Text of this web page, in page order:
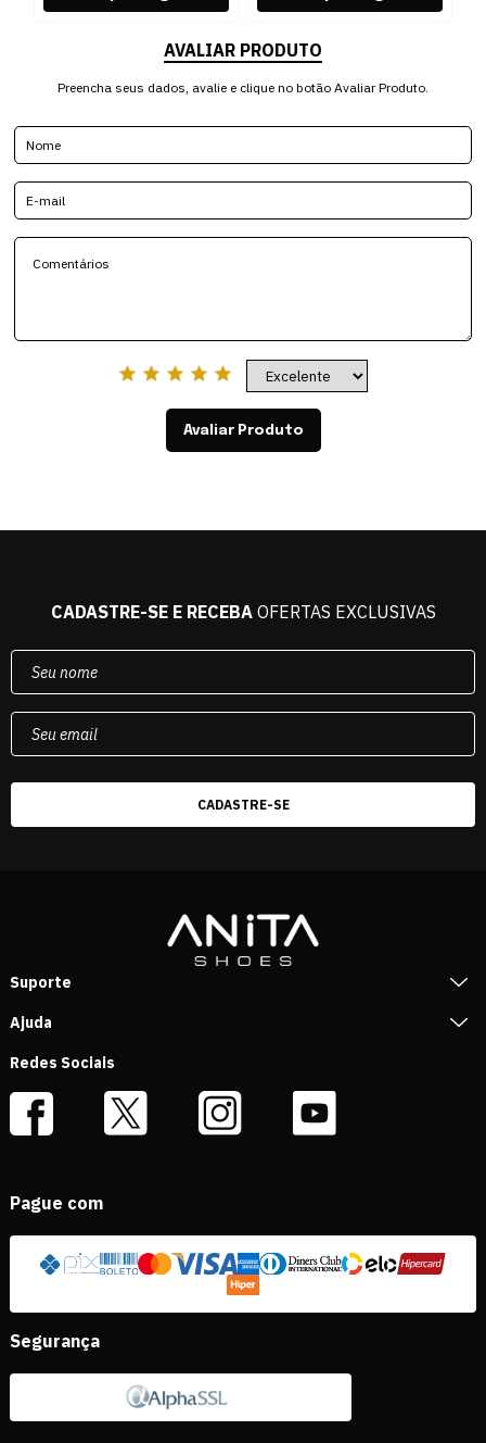
AVALIAR PRODUTO
Preencha seus dados, avalie e clique no botão Avaliar Produto.
Avaliar Produto
CADASTRE-SE E RECEBAOFERTAS EXCLUSIVAS
Suporte
Ajuda
Redes Sociais
Pague com
Segurança